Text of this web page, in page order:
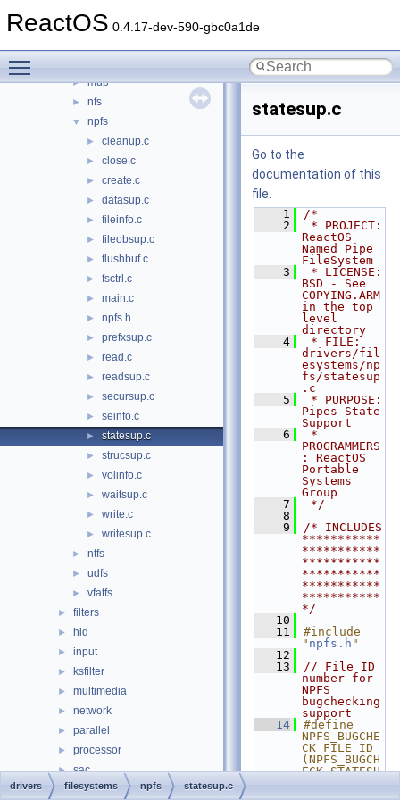
ReactOS 0.4.17-dev-590-gbc0a1de
► fastfat
► mup
► nfs
▼ npfs
► cleanup.c
► close.c
► create.c
► datasup.c
► fileinfo.c
► fileobsup.c
► flushbuf.c
► fsctrl.c
► main.c
► npfs.h
► prefxsup.c
► read.c
► readsup.c
► secursup.c
► seinfo.c
► statesup.c
► strucsup.c
► volinfo.c
► waitsup.c
► write.c
► writesup.c
► ntfs
► udfs
► vfatfs
► filters
► hid
► input
► ksfilter
► multimedia
► network
► parallel
► processor
► sac
► serial
statesup.c
Go to the
documentation of this
file.
    1
/*
    2
* PROJECT:
ReactOS
Named Pipe
FileSystem
    3
* LICENSE:
BSD - See
COPYING.ARM
in the top
level
directory
    4
* FILE:
drivers/fil
esystems/np
fs/statesup
.c
    5
* PURPOSE:
Pipes State
Support
    6
*
PROGRAMMERS
: ReactOS
Portable
Systems
Group
    7
*/
    8
    9
/* INCLUDES
***********
***********
***********
***********
***********
***********
*/
   10
   11
#include
" npfs.h "
   12
   13
// File ID
number for
NPFS
bugchecking
support
   14
#define
NPFS_BUGCHE
CK_FILE_ID
(NPFS_BUGCH
ECK_STATESU
drivers filesystems npfs statesup.c